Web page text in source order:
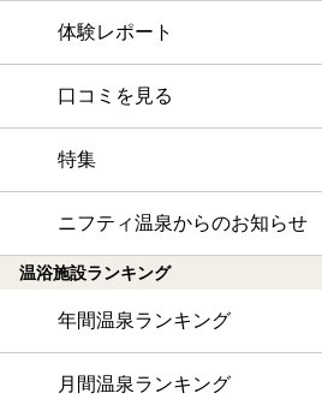
体験レポート
口コミを見る
特集
ニフティ温泉からのお知らせ
温浴施設ランキング
年間温泉ランキング
月間温泉ランキング